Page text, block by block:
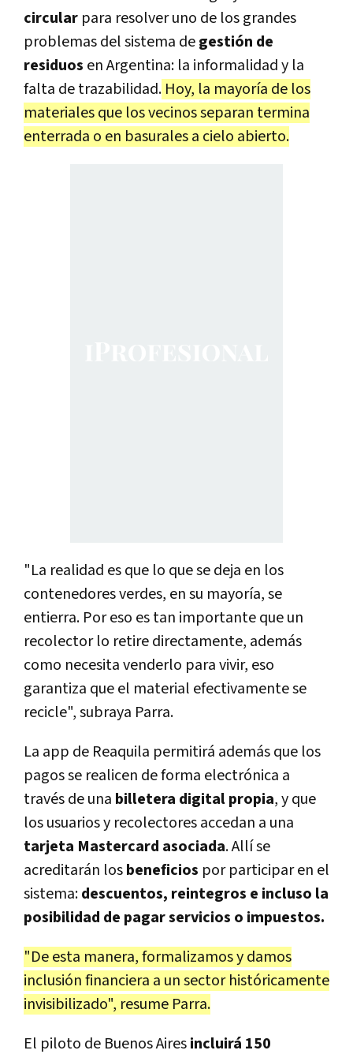
circular para resolver uno de los grandes
problemas del sistema degestión de
residuos en Argentina: la informalidad y la
falta de trazabilidad. Hoy, la mayoría de los
materiales que los vecinos separan termina
enterrada o en basurales a cielo abierto.
"La realidad es que lo que se deja en los
contenedores verdes, en su mayoría, se
entierra. Por eso es tan importante que un
recolector lo retire directamente, además
como necesita venderlo para vivir, eso
garantiza que el material efectivamente se
recicle", subraya Parra.
La app de Reaquila permitirá además que los
pagos se realicen de forma electrónica a
través de una billetera digital propia, y que
los usuarios y recolectores accedan a una
tarjeta Mastercard asociada. Allí se
acreditarán losbeneficios por participar en el
sistema:descuentos, reintegros e incluso la
posibilidad de pagar servicios o impuestos.
"De esta manera, formalizamos y damos
inclusión financiera a un sector históricamente
invisibilizado", resume Parra.
El piloto de Buenos Airesincluirá 150